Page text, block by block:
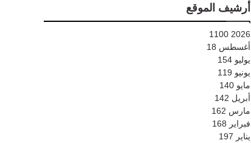
أرشيف الموقع
2026
1100
أغسطس 18
يوليو 154
يونيو 119
مايو 140
أبريل 142
مارس 162
فبراير 168
يناير 197